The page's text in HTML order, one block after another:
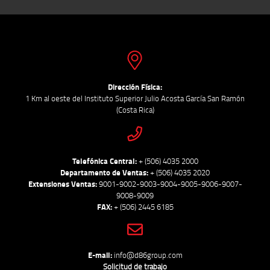
Dirección Física:
1 Km al oeste del Instituto Superior Julio Acosta García San Ramón
(Costa Rica)
Telefónica Central:+ (506) 4035 2000
Departamento de Ventas:+ (506) 4035 2020
Extensiones Ventas:9001-9002-9003-9004-9005-9006-9007-
9008-9009
FAX:+ (506) 2445 6185
E-mail: info@d86group.com
Solicitud de trabajo